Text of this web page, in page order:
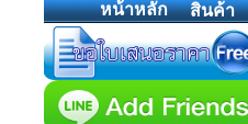
หน้าหลัก สินค้า